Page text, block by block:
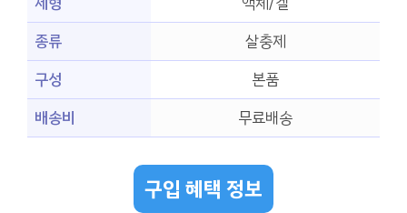
종류
살충제
구성
본품
배송비
무료배송
구입 혜택 정보